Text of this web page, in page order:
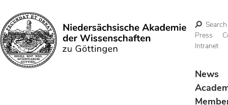
Search
Search
Press
Intranet
News